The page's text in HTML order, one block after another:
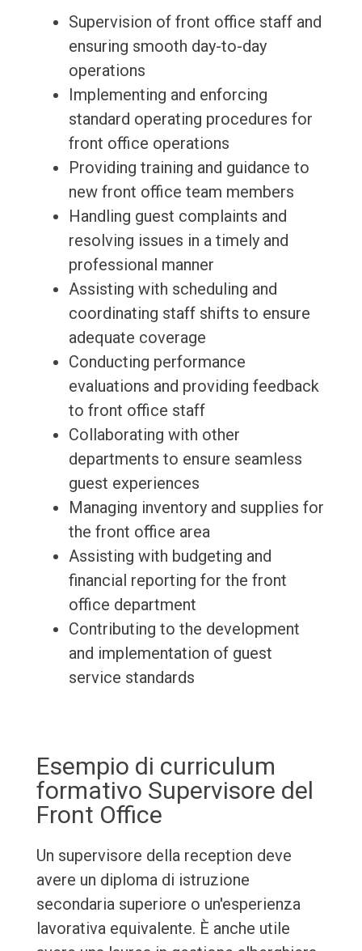
Supervision of front office staff and
ensuring smooth day-to-day
operations
Implementing and enforcing
standard operating procedures for
front office operations
Providing training and guidance to
new front office team members
Handling guest complaints and
resolving issues in a timely and
professional manner
Assisting with scheduling and
coordinating staff shifts to ensure
adequate coverage
Conducting performance
evaluations and providing feedback
to front office staff
Collaborating with other
departments to ensure seamless
guest experiences
Managing inventory and supplies for
the front office area
Assisting with budgeting and
financial reporting for the front
office department
Contributing to the development
and implementation of guest
service standards
Esempio di curriculum
formativo Supervisore del
Front Office
Un supervisore della reception deve
avere un diploma di istruzione
secondaria superiore o un'esperienza
lavorativa equivalente. È anche utile